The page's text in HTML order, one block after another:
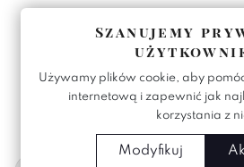
Szanujemy
Używamy plików cookie, aby
internetową i zapewnić jak
korzystania z
Modyfikuj